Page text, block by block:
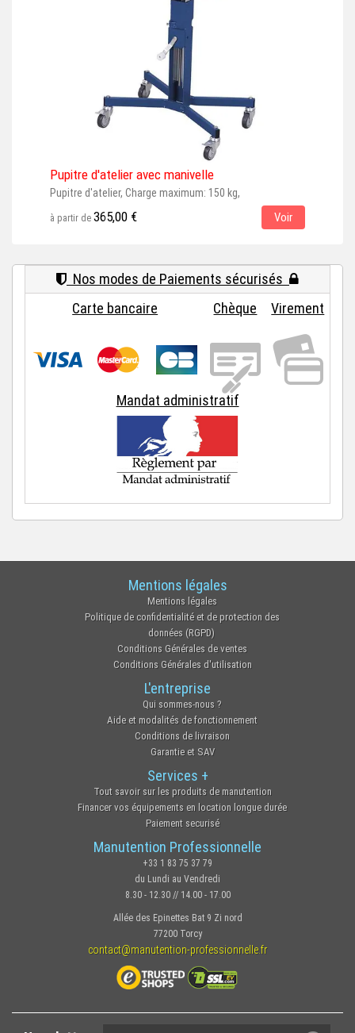
Pupitre d'atelier avec manivelle
Pupitre d'atelier, Charge maximum: 150 kg,
à partir de 365,00 € Voir
Nos modes de Paiements sécurisés
Carte bancaire
Chèque Virement
Mandat administratif
Mentions légales
Mentions légales
Politique de confidentialité et de protection des
données (RGPD)
Conditions Générales de ventes
Conditions Générales d'utilisation
L'entreprise
Qui sommes-nous ?
Aide et modalités de fonctionnement
Conditions de livraison
Garantie et SAV
Services +
Tout savoir sur les produits de manutention
Financer vos équipements en location longue durée
Paiement securisé
Manutention Professionnelle
+33 1 83 75 37 79
du Lundi au Vendredi
8.30 - 12.30 // 14.00 - 17.00
Allée des Epinettes Bat 9 Zi nord
77200 Torcy
contact@manutention-professionnelle.fr